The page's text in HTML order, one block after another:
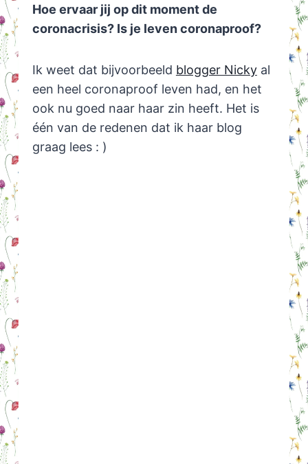
Hoe ervaar jij op dit moment de
coronacrisis? Is je leven coronaproof?
Ik weet dat bijvoorbeeld blogger Nickyal
een heel coronaproof leven had, en het
ook nu goed naar haar zin heeft. Het is
één van de redenen dat ik haar blog
graag lees : )